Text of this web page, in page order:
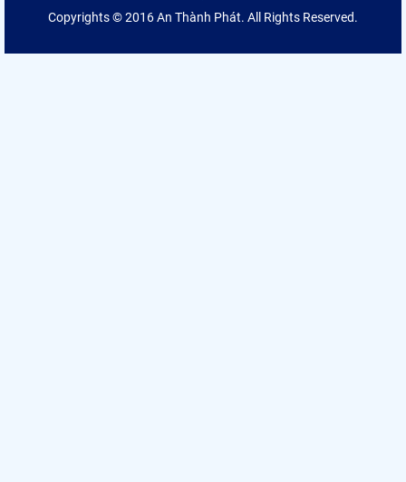
Copyrights © 2016 An Thành Phát. All Rights Reserved.